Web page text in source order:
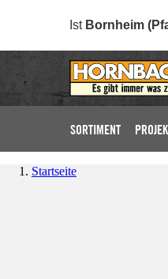
Ist Bornheim
SORTIMENT
Startseite